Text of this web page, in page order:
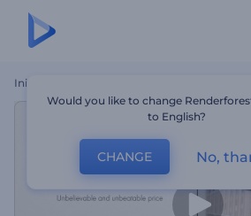
Inicio
Would you like to change
to English?
CHANGE No,